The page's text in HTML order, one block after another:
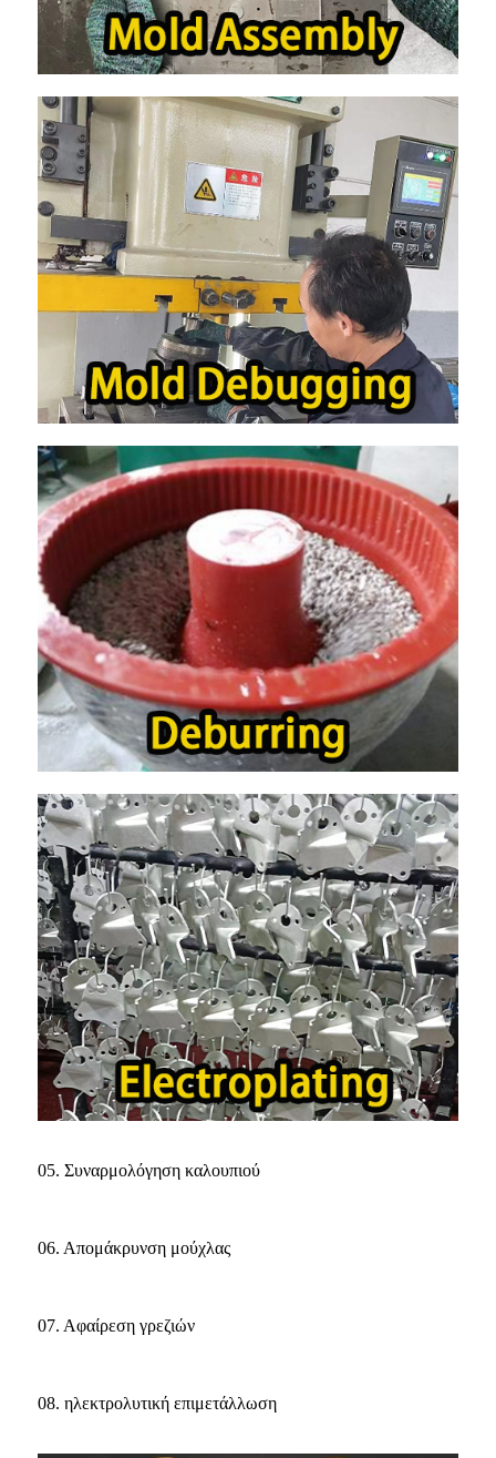
05. Συναρμολόγηση καλουπιού
06. Απομάκρυνση μούχλας
07. Αφαίρεση γρεζιών
08. ηλεκτρολυτική επιμετάλλωση